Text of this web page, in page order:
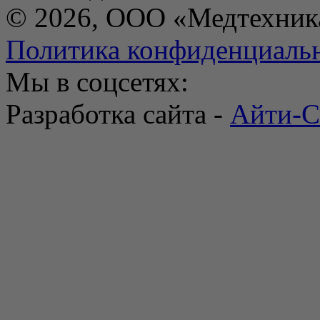
© 2026, ООО
Политика
Мы в соцсетях:
Разработка сайта - Айти-